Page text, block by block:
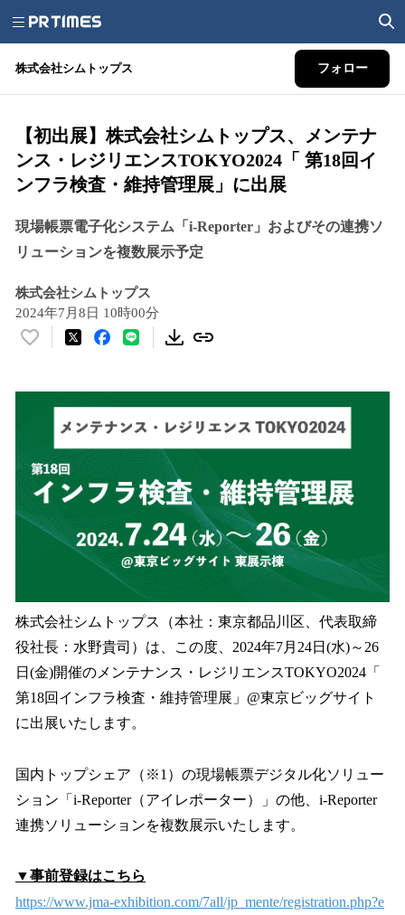
株式会社シムトップス フォロー
【初出展】株式会社シムトップス、メンテナ
ンス・レジリエンスTOKYO2024「 第18回イ
ンフラ検査・維持管理展」に出展
現場帳票電子化システム「i-Reporter」およびその連携ソ
リューションを複数展示予定
株式会社シムトップス
2024年7月8日 10時00分
い
読
み
込
み
中
株式会社シムトップス（本社：東京都品川区、代表取締
役社長：水野貴司）は、この度、2024年7月24日(水)～26
日(金)開催のメンテナンス・レジリエンスTOKYO2024「
第18回インフラ検査・維持管理展」@東京ビッグサイト
に出展いたします。
国内トップシェア（※1）の現場帳票デジタル化ソリュー
ション「i-Reporter（アイレポーター）」の他、i-Reporter
連携ソリューションを複数展示いたします。
▼事前登録はこちら
https://www.jma-exhibition.com/7all/jp_mente/registration.php?e